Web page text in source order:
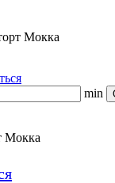
Мокка
min